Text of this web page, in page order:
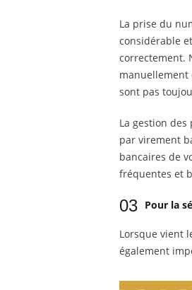
La prise du
considérable
correctement.
manuellement
sont pas
La gestion des
par virement
bancaires de
fréquentes et
03 Pour la
Lorsque vient
également